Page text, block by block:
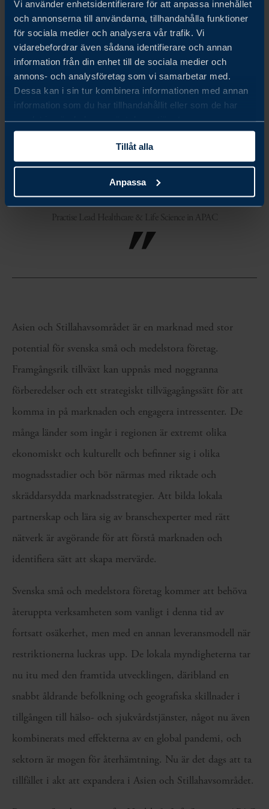
Vi använder enhetsidentifierare för att anpassa innehållet
och annonserna till användarna, tillhandahålla funktioner
för sociala medier och analysera vår trafik. Vi
vidarebefordrar även sådana identifierare och annan
information från din enhet till de sociala medier och
annons- och analysföretag som vi samarbetar med.
Dessa kan i sin tur kombinera informationen med annan
information som du har tillhandahållit eller som de har
samlat in när du har använt deras tjänster.
Tillåt alla
Anpassa
I hela den stora APAC-regionen reagerar regeringarna och
reformer har genomförts inom bioteknik, telemehälsa och
läkemedel. Att öka innovationstakten kommer att vara en
Stillahavsregionen efter covid-19.
Andrea Staxberg, Head of Business Development APAC and Industry
Practise Lead Healthcare & Life Science in APAC
Asien och Stillahavsområdet är en marknad med stor
potential för svenska små och medelstora företag.
Framgångsrik tillväxt kan uppnås med noggranna
förberedelser och ett strategiskt tillvägagångssätt för att
komma in på marknaden och engagera intressenter. De
många länder som ingår i regionen är extremt olika
ekonomiskt och kulturellt och befinner sig i olika
mognadsstadier och bör närmas med riktade och
skräddarsydda marknadsstrategier. Att bilda lokala
partnerskap och lära sig av branschexperter med rätt
nätverk är avgörande för att förstå marknaden och
identifiera sätt att skapa mervärde.
Svenska små och medelstora företag kommer att behöva
återuppta verksamheten som vanligt i denna tid av
fortsatt osäkerhet, men med en annan leveransmodell när
restriktionerna luckras upp. De lokala myndigheterna tar
nu itu med den framtida utvecklingen, däribland en
snabbt åldrande befolkning och geografiska skillnader i
tillgången till hälso- och sjukvårdstjänster, något nu även
kombinerats med effekterna av en global pandemi, och
sektorn är mogen för återhämtning. Nu är det dags att ta
tillfället i akt att expandera i Asien och Stillahavsområdet.